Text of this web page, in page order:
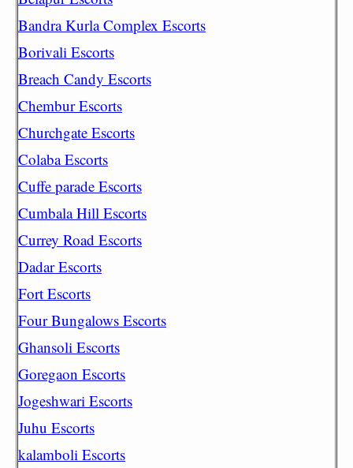
Bandra Kurla Complex Escorts
Borivali Escorts
Breach Candy Escorts
Chembur Escorts
Churchgate Escorts
Colaba Escorts
Cuffe parade Escorts
Cumbala Hill Escorts
Currey Road Escorts
Dadar Escorts
Fort Escorts
Four Bungalows Escorts
Ghansoli Escorts
Goregaon Escorts
Jogeshwari Escorts
Juhu Escorts
kalamboli Escorts